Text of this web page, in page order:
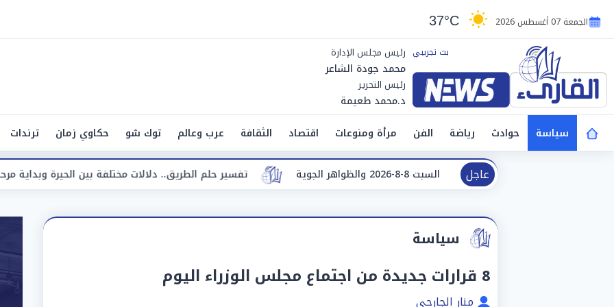
الجمعة 07 أغسطس 2026 37°C
رئيس مجلس الإدارة
محمد جودة الشاعر
رئيس التحرير
د.محمد طعيمة
سياسة
حوادث رياضة الفن مرأة ومنوعات اقتصاد الثقافة عرب وعالم توك شو حكاوي زمان ترندات
عاجل
تفسير حلم الطريق.. دلالات مختلفة بين الحيرة وبداية مرحلة جديدة
سياسة
8 قرارات جديدة من اجتماع مجلس الوزراء اليوم
منار الجارحي